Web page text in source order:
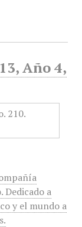
Año 4,
Dedicado a
y el mundo a